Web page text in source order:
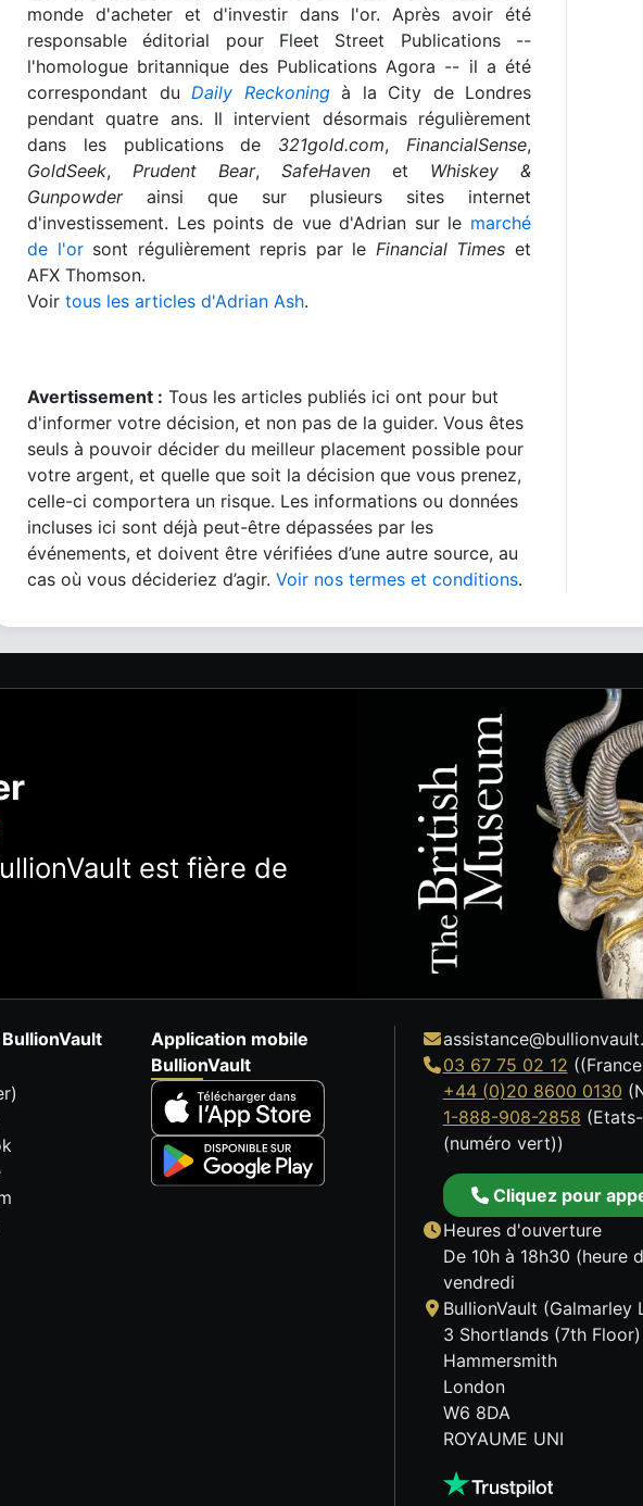
monde d'acheter et d'investir dans l'or. Après avoir été
responsable éditorial pour Fleet Street Publications --
l'homologue britannique des Publications Agora -- il a été
correspondant du Daily Reckoningà la City de Londres
pendant quatre ans. Il intervient désormais régulièrement
dans les publications de 321gold.com, FinancialSense,
GoldSeek, Prudent Bear, SafeHaven et Whiskey &
Gunpowderainsi que sur plusieurs sites internet
d'investissement. Les points de vue d'Adrian sur le marché
de l'orsont régulièrement repris par le Financial Times et
AFX Thomson.
Voir tous les articles d'Adrian Ash.
Avertissement : Tous les articles publiés ici ont pour but
d'informer votre décision, et non pas de la guider. Vous êtes
seuls à pouvoir décider du meilleur placement possible pour
votre argent, et quelle que soit la décision que vous prenez,
celle-ci comportera un risque. Les informations ou données
incluses ici sont déjà peut-être dépassées par les
événements, et doivent être vérifiées d’une autre source, au
cas où vous décideriez d’agir. Voir nos termes et conditions.
est fière de
Application mobile
BullionVault
03 67 75 02 12
+44 (0)20 8600 0130
1-888-908-2858
(numéro vert))
Cliquez pour
Heures d'ouverture
De 10h à 18h30 (heure
vendredi
BullionVault (Galmarley
3 Shortlands (7th Floor)
Hammersmith
London
W6 8DA
ROYAUME UNI